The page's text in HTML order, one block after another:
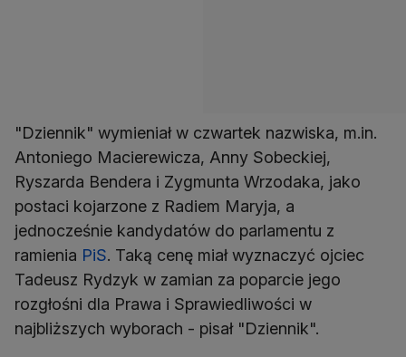
"Dziennik" wymieniał w czwartek nazwiska, m.in.
Antoniego Macierewicza, Anny Sobeckiej,
Ryszarda Bendera i Zygmunta Wrzodaka, jako
postaci kojarzone z Radiem Maryja, a
jednocześnie kandydatów do parlamentu z
ramienia PiS. Taką cenę miał wyznaczyć ojciec
Tadeusz Rydzyk w zamian za poparcie jego
rozgłośni dla Prawa i Sprawiedliwości w
najbliższych wyborach - pisał "Dziennik".